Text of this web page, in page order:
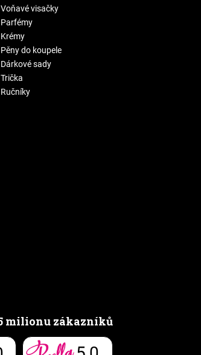
Voňavé visačky
Parfémy
Krémy
Pěny do koupele
Dárkové sady
Trička
Ručníky
milionu zákazníků